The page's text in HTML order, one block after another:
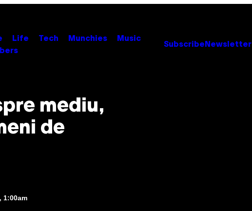
Life Tech Munchies
Music
Subscribe Newsletter
mediu,
de
1:00am